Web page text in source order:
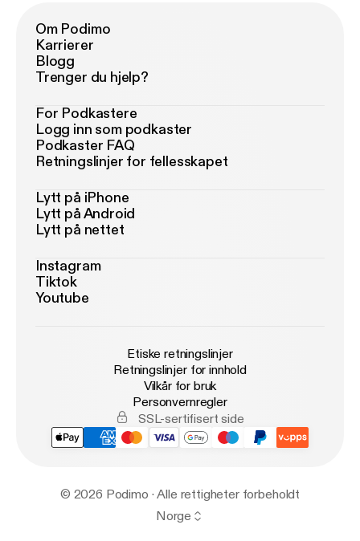
Om Podimo
Karrierer
Blogg
Trenger du hjelp?
For Podkastere
Logg inn som podkaster
Podkaster FAQ
Retningslinjer for fellesskapet
Lytt på iPhone
Lytt på Android
Lytt på nettet
Instagram
Tiktok
Youtube
Etiske retningslinjer
Retningslinjer for innhold
Vilkår for bruk
Personvernregler
SSL-sertifisert side
© 2026 Podimo · Alle rettigheter forbeholdt
Norge